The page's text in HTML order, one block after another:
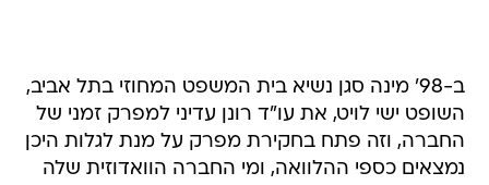
ב-98' מינה סגן נשיא בית המשפט המחוזי בתל אביב,
השופט ישי לויט, את עו"ד רונן עדיני למפרק זמני של
החברה, וזה פתח בחקירת מפרק על מנת לגלות היכן
נמצאים כספי ההלוואה, ומי החברה הוואדוזית שלה